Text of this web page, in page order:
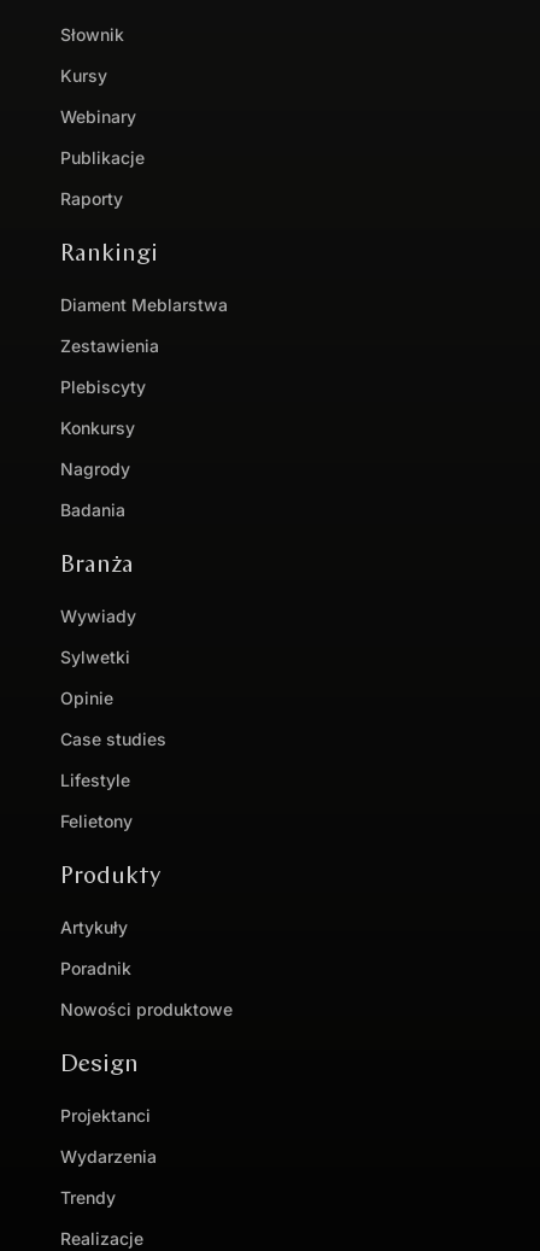
Słownik
Kursy
Webinary
Publikacje
Raporty
Rankingi
Diament Meblarstwa
Zestawienia
Plebiscyty
Konkursy
Nagrody
Badania
Branża
Wywiady
Sylwetki
Opinie
Case studies
Lifestyle
Felietony
Produkty
Artykuły
Poradnik
Nowości produktowe
Design
Projektanci
Wydarzenia
Trendy
Realizacje